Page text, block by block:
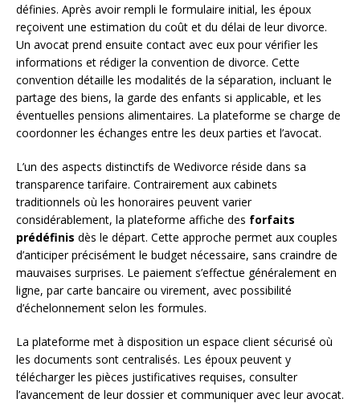
définies. Après avoir rempli le formulaire initial, les époux
reçoivent une estimation du coût et du délai de leur divorce.
Un avocat prend ensuite contact avec eux pour vérifier les
informations et rédiger la convention de divorce. Cette
convention détaille les modalités de la séparation, incluant le
partage des biens, la garde des enfants si applicable, et les
éventuelles pensions alimentaires. La plateforme se charge de
coordonner les échanges entre les deux parties et l’avocat.
L’un des aspects distinctifs de Wedivorce réside dans sa
transparence tarifaire. Contrairement aux cabinets
traditionnels où les honoraires peuvent varier
considérablement, la plateforme affiche des forfaits
prédéfinis dès le départ. Cette approche permet aux couples
d’anticiper précisément le budget nécessaire, sans craindre de
mauvaises surprises. Le paiement s’effectue généralement en
ligne, par carte bancaire ou virement, avec possibilité
d’échelonnement selon les formules.
La plateforme met à disposition un espace client sécurisé où
les documents sont centralisés. Les époux peuvent y
télécharger les pièces justificatives requises, consulter
l’avancement de leur dossier et communiquer avec leur avocat.